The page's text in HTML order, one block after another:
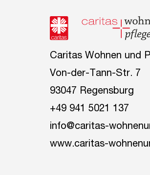
Caritas Wohnen und
Von-der-Tann-Str. 7
93047 Regensburg
+49 941 5021 137
info@caritas-
www.caritas-